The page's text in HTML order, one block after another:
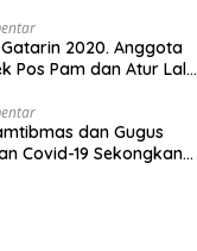
2020. Anggota
Pos Pam dan Atur Lalu
dan Gugus
Covid-19 Sekongkang